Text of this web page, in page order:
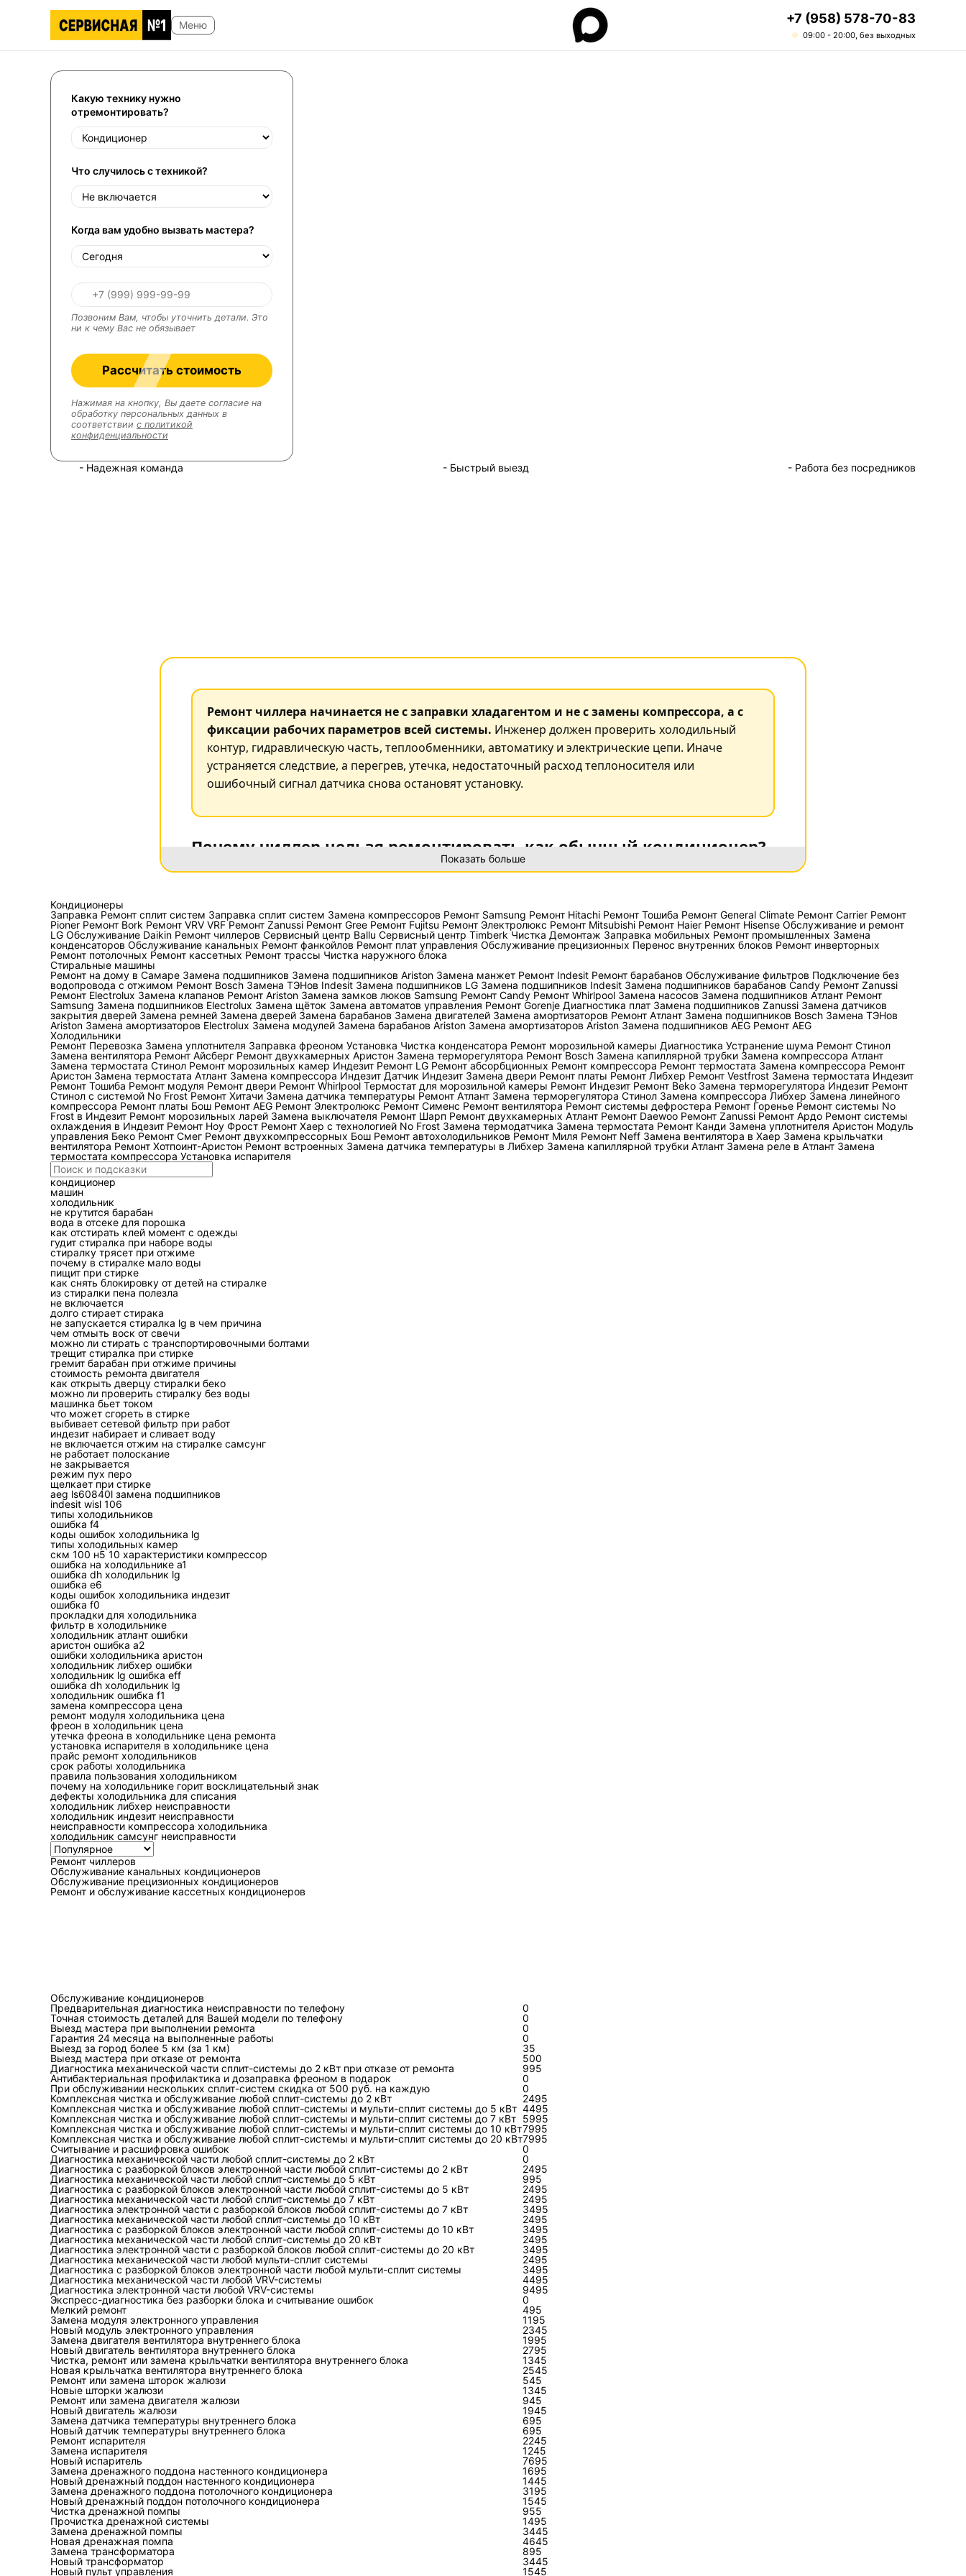
+7 (958) 578-70-83
09:00 - 20:00, без выходных
Какую технику нужно
отремонтировать?
Что случилось с техникой?
Когда вам удобно вызвать мастера?
Позвоним Вам, чтобы уточнить детали. Это
ни к чему Вас не обязывает
Рассчитать стоимость
Нажимая на кнопку, Вы даете согласие на
обработку персональных данных в
соответствии с политикой
конфиденциальности
- Надежная команда - Быстрый выезд - Работа без посредников
Ремонт чиллера начинается не с заправки хладагентом и не с замены компрессора, а с
фиксации рабочих параметров всей системы. Инженер должен проверить холодильный
контур, гидравлическую часть, теплообменники, автоматику и электрические цепи. Иначе
устраняется следствие, а перегрев, утечка, недостаточный расход теплоносителя или
ошибочный сигнал датчика снова остановят установку.
Почему чиллер нельзя ремонтировать как обычный кондиционер?
Чиллер охлаждает воду или незамерзающий раствор, который переносит холод к фанкойлам,
агрегата может быть вызвана другим контуром: компрессор отключается по высокому давлению из-
за грязного конденсатора, по низкому давлению — из-за недостаточного расхода через испаритель,
а защита по замерзанию может срабатывать из-за насоса, фильтра или неверного датчика
температуры.
При ремонте бытовой сплит-системы мастер обычно работает с одним холодильным контуром и
двумя блоками. В чиллерной системе дополнительно приходится учитывать насосную группу,
расширительный бак, запорную арматуру, расходомеры, реле протока, буферную ёмкость, качество
теплоносителя и работу потребителей. Если проблема находится на стороне терминалов,
одновременно проверяютфанкойлы; если холодоснабжение связано с вентиляцией и крупными
объектами, полезна диагностика в рамкахремонта промышленного климатического оборудования.
Какие симптомы указывают на конкретную группу неисправностей?
Один код ошибки не является диагнозом. Он показывает условие, при котором контроллер
остановил агрегат. Для вывода нужны показания давления и температуры, токи компрессоров и
вентиляторов, температура воды на входе и выходе, фактический расход, состояние контакторов и
Симптом
режим
Остановка
по высокому
шумит или
Диагностика чиллера: последовательность, которая исключает
Правильная диагностика идёт от внешних условий к отдельному узлу. Сначала фиксируют модель,
серийный номер, тип и массу хладагента, схему гидромодуля, журнал аварий и условия появления
дефекта. Затем осматривают утечки масла, следы перегрева, состояние теплообменников, клемм и
разъёмов. После этого проверяют гидравлику, электрику, автоматику и только затем холодильный
контур под нагрузкой.
Плата управления может блокировать запуск из-за достоверной аварии, обрыва датчика или
повреждения входной цепи. Поэтому перед заменой контроллера сверяют сопротивление датчиков с
механизмы. Компонентный либо блочный
исключения внешней причины.
ьный
контур
температура нагнетания
программное обеспечение
Гидравл
ический
контур
Расход, перепад
теплоносителя
Расходомер, манометры,
контактные термометры
Электри
ческая
часть
Напряжение, перекос
фаз, ток, сопротивление
изоляции
Мультиметр, токовые клещи,
мегаомметр
Автомат
ика
Сигналы датчиков,
уставки, журнал аварий,
команды выходов
Сервисный интерфейс,
электрическая схема, измерение
на клеммах
Теплооб
менник
и
Загрязнение,
температурный напор,
падение давления
Осмотр, термометрия, замер
перепада
Состав ремонтных работ по узлам чиллера
Состав работ определяется дефектовкой. В холодильном контуре это поиск и устранение утечки,
замена фильтра-осушителя, вакуумирование, дозирование хладагента по массе, ремонт
терморегулирующего или электронного расширительного вентиля. В электрической части —
восстановление кабельных соединений, замена контакторов, реле, защитных устройств, двигателей
вентиляторов и элементов управления. В гидравлике — очистка фильтров, удаление воздуха,
восстановление насоса, арматуры и реле протока.
считается обоснованной после проверки обмоток, изоляции, механической
части, масла и причин аварийного режима. После электрического пробоя в контуре могут остаться
кислоты и продукты разрушения изоляции. Установка нового компрессора без очистки, замены
фильтров и контроля масла сокращает ресурс новой детали.
Ремонт или замена узла: как сравнить варианты без догадок?
Решение принимают по четырём показателям: подтверждённая причина дефекта, стоимость
Показать больше
Кондиционеры
Заправка Ремонт сплит систем Заправка сплит систем Замена компрессоров Ремонт Samsung Ремонт Hitachi Ремонт Тошиба Ремонт General Climate Ремонт Carrier Ремонт
Pioner Ремонт Bork Ремонт VRV VRF Ремонт Zanussi Ремонт Gree Ремонт Fujitsu Ремонт Электролюкс Ремонт Mitsubishi Ремонт Haier Ремонт Hisense Обслуживание и ремонт
LG Обслуживание Daikin Ремонт чиллеров Сервисный центр Ballu Сервисный центр Timberk Чистка Демонтаж Заправка мобильных Ремонт промышленных Замена
конденсаторов Обслуживание канальных Ремонт фанкойлов Ремонт плат управления Обслуживание прецизионных Перенос внутренних блоков Ремонт инверторных
Ремонт потолочных Ремонт кассетных Ремонт трассы Чистка наружного блока
Стиральные машины
Ремонт на дому в Самаре Замена подшипников Замена подшипников Ariston Замена манжет Ремонт Indesit Ремонт барабанов Обслуживание фильтров Подключение без
водопровода с отжимом Ремонт Bosch Замена ТЭНов Indesit Замена подшипников LG Замена подшипников Indesit Замена подшипников барабанов Candy Ремонт Zanussi
Ремонт Electrolux Замена клапанов Ремонт Ariston Замена замков люков Samsung Ремонт Candy Ремонт Whirlpool Замена насосов Замена подшипников Атлант Ремонт
Samsung Замена подшипников Electrolux Замена щёток Замена автоматов управления Ремонт Gorenje Диагностика плат Замена подшипников Zanussi Замена датчиков
закрытия дверей Замена ремней Замена дверей Замена барабанов Замена двигателей Замена амортизаторов Ремонт Атлант Замена подшипников Bosch Замена ТЭНов
Ariston Замена амортизаторов Electrolux Замена модулей Замена барабанов Ariston Замена амортизаторов Ariston Замена подшипников AEG Ремонт AEG
Холодильники
Ремонт Перевозка Замена уплотнителя Заправка фреоном Установка Чистка конденсатора Ремонт морозильной камеры Диагностика Устранение шума Ремонт Стинол
Замена вентилятора Ремонт Айсберг Ремонт двухкамерных Аристон Замена терморегулятора Ремонт Bosch Замена капиллярной трубки Замена компрессора Атлант
Замена термостата Стинол Ремонт морозильных камер Индезит Ремонт LG Ремонт абсорбционных Ремонт компрессора Ремонт термостата Замена компрессора Ремонт
Аристон Замена термостата Атлант Замена компрессора Индезит Датчик Индезит Замена двери Ремонт платы Ремонт Либхер Ремонт Vestfrost Замена термостата Индезит
Ремонт Тошиба Ремонт модуля Ремонт двери Ремонт Whirlpool Термостат для морозильной камеры Ремонт Индезит Ремонт Beko Замена терморегулятора Индезит Ремонт
Стинол с системой No Frost Ремонт Хитачи Замена датчика температуры Ремонт Атлант Замена терморегулятора Стинол Замена компрессора Либхер Замена линейного
компрессора Ремонт платы Бош Ремонт AEG Ремонт Электролюкс Ремонт Сименс Ремонт вентилятора Ремонт системы дефростера Ремонт Горенье Ремонт системы No
Frost в Индезит Ремонт морозильных ларей Замена выключателя Ремонт Шарп Ремонт двухкамерных Атлант Ремонт Daewoo Ремонт Zanussi Ремонт Ардо Ремонт системы
охлаждения в Индезит Ремонт Ноу Фрост Ремонт Хаер с технологией No Frost Замена термодатчика Замена термостата Ремонт Канди Замена уплотнителя Аристон Модуль
управления Беко Ремонт Смег Ремонт двухкомпрессорных Бош Ремонт автохолодильников Ремонт Миля Ремонт Neff Замена вентилятора в Хаер Замена крыльчатки
вентилятора Ремонт Хотпоинт-Аристон Ремонт встроенных Замена датчика температуры в Либхер Замена капиллярной трубки Атлант Замена реле в Атлант Замена
термостата компрессора Установка испарителя
кондиционер
машин
холодильник
не крутится барабан
вода в отсеке для порошка
как отстирать клей момент с одежды
гудит стиралка при наборе воды
стиралку трясет при отжиме
почему в стиралке мало воды
пищит при стирке
как снять блокировку от детей на стиралке
из стиралки пена полезла
не включается
долго стирает стирака
не запускается стиралка lg в чем причина
чем отмыть воск от свечи
можно ли стирать с транспортировочными болтами
трещит стиралка при стирке
гремит барабан при отжиме причины
стоимость ремонта двигателя
как открыть дверцу стиралки беко
можно ли проверить стиралку без воды
машинка бьет током
что может сгореть в стирке
выбивает сетевой фильтр при работ
индезит набирает и сливает воду
не включается отжим на стиралке самсунг
не работает полоскание
не закрывается
режим пух перо
щелкает при стирке
aeg ls60840l замена подшипников
indesit wisl 106
типы холодильников
ошибка f4
коды ошибок холодильника lg
типы холодильных камер
скм 100 н5 10 характеристики компрессор
ошибка на холодильнике а1
ошибка dh холодильник lg
ошибка e6
коды ошибок холодильника индезит
ошибка f0
прокладки для холодильника
фильтр в холодильнике
холодильник атлант ошибки
аристон ошибка а2
ошибки холодильника аристон
холодильник либхер ошибки
холодильник lg ошибка eff
ошибка dh холодильник lg
холодильник ошибка f1
замена компрессора цена
ремонт модуля холодильника цена
фреон в холодильник цена
утечка фреона в холодильнике цена ремонта
установка испарителя в холодильнике цена
прайс ремонт холодильников
срок работы холодильника
правила пользования холодильником
почему на холодильнике горит восклицательный знак
дефекты холодильника для списания
холодильник либхер неисправности
холодильник индезит неисправности
неисправности компрессора холодильника
холодильник самсунг неисправности
Ремонт чиллеров
Обслуживание канальных кондиционеров
Обслуживание прецизионных кондиционеров
Ремонт и обслуживание кассетных кондиционеров
Обслуживание кондиционеров
Предварительная диагностика неисправности по телефону
0
Точная стоимость деталей для Вашей модели по телефону
0
Выезд мастера при выполнении ремонта
0
Гарантия 24 месяца на выполненные работы
0
Выезд за город более 5 км (за 1 км)
35
Выезд мастера при отказе от ремонта
500
Диагностика механической части сплит-системы до 2 кВт при отказе от ремонта
995
Антибактериальная профилактика и дозаправка фреоном в подарок
0
При обслуживании нескольких сплит-систем скидка от 500 руб. на каждую
0
Комплексная чистка и обслуживание любой сплит-системы до 2 кВт
2495
Комплексная чистка и обслуживание любой сплит-системы и мульти-сплит системы до 5 кВт 4495
Комплексная чистка и обслуживание любой сплит-системы и мульти-сплит системы до 7 кВт 5995
Комплексная чистка и обслуживание любой сплит-системы и мульти-сплит системы до 10 кВт7995
Комплексная чистка и обслуживание любой сплит-системы и мульти-сплит системы до 20 кВт7995
Считывание и расшифровка ошибок
0
Диагностика механической части любой сплит-системы до 2 кВт
0
Диагностика с разборкой блоков электронной части любой сплит-системы до 2 кВт
2495
Диагностика механической части любой сплит-системы до 5 кВт
995
Диагностика с разборкой блоков электронной части любой сплит-системы до 5 кВт
2495
Диагностика механической части любой сплит-системы до 7 кВт
2495
Диагностика электронной части с разборкой блоков любой сплит-системы до 7 кВт
3495
Диагностика механической части любой сплит-системы до 10 кВт
2495
Диагностика с разборкой блоков электронной части любой сплит-системы до 10 кВт
3495
Диагностика механической части любой сплит-системы до 20 кВт
2495
Диагностика электронной части с разборкой блоков любой сплит-системы до 20 кВт
3495
Диагностика механической части любой мульти-сплит системы
2495
Диагностика с разборкой блоков электронной части любой мульти-сплит системы
3495
Диагностика механической части любой VRV-системы
4495
Диагностика электронной части любой VRV-системы
9495
Экспресс-диагностика без разборки блока и считывание ошибок
0
Мелкий ремонт
495
Замена модуля электронного управления
1195
Новый модуль электронного управления
2345
Замена двигателя вентилятора внутреннего блока
1995
Новый двигатель вентилятора внутреннего блока
2795
Чистка, ремонт или замена крыльчатки вентилятора внутреннего блока
1345
Новая крыльчатка вентилятора внутреннего блока
2545
Ремонт или замена шторок жалюзи
545
Новые шторки жалюзи
1345
Ремонт или замена двигателя жалюзи
945
Новый двигатель жалюзи
1945
Замена датчика температуры внутреннего блока
695
Новый датчик температуры внутреннего блока
695
Ремонт испарителя
2245
Замена испарителя
1245
Новый испаритель
7695
Замена дренажного поддона настенного кондиционера
1695
Новый дренажный поддон настенного кондиционера
1445
Замена дренажного поддона потолочного кондиционера
3195
Новый дренажный поддон потолочного кондиционера
1545
Чистка дренажной помпы
955
Прочистка дренажной системы
1495
Замена дренажной помпы
3445
Новая дренажная помпа
4645
Замена трансформатора
895
Новый трансформатор
3445
Новый пульт управления
1545